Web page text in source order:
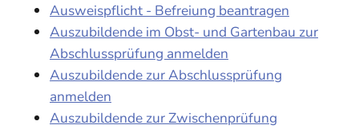
Ausweispflicht - Befreiung beantragen
Auszubildende im Obst- und Gartenbau zur
Abschlussprüfung anmelden
Auszubildende zur Abschlussprüfung
anmelden
Auszubildende zur Zwischenprüfung